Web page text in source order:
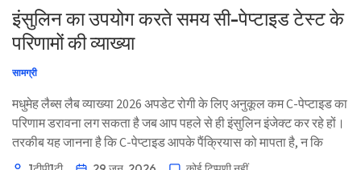
इंसुलिन का उपयोग करते समय सी-पेप्टाइड टेस्ट के
परिणामों की व्याख्या
सामग्री
मधुमेह लैब्स लैब व्याख्या 2026 अपडेट रोगी के लिए अनुकूल कम C-पेप्टाइड का
परिणाम डरावना लग सकता है जब आप पहले से ही इंसुलिन इंजेक्ट कर रहे हों।
तरकीब यह जानना है कि C-पेप्टाइड आपके पैंक्रियास को मापता है, न कि
आपके इंसुलिन पेन को। 📖 ~12 मिनट 📅 29 जून, 2026 📝 प्रकाशित: 29